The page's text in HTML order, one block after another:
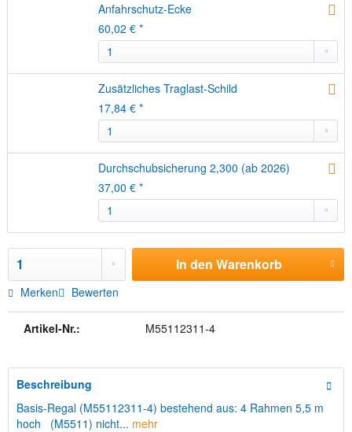
Anfahrschutz-Ecke
60,02 € *
Zusätzliches Traglast-Schild
17,84 € *
Durchschubsicherung 2,300 (ab 2026)
37,00 € *
In den Warenkorb
Merken Bewerten
Artikel-Nr.: M55112311-4
Beschreibung
Basis-Regal (M55112311-4) bestehend aus: 4 Rahmen 5,5 m
hoch (M5511) nicht... mehr